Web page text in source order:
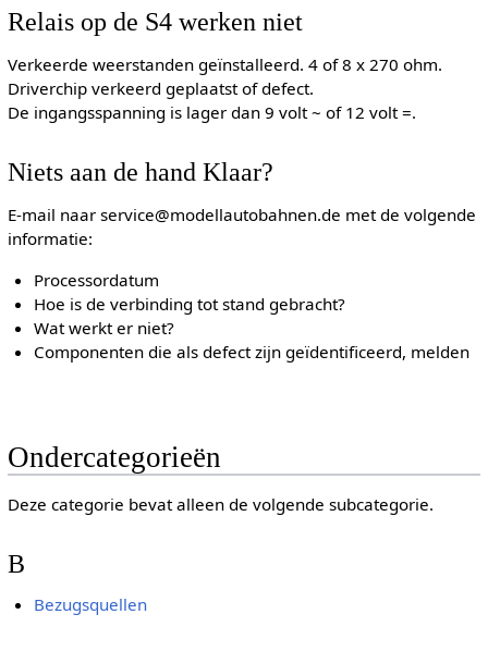
Relais op de S4 werken niet
Verkeerde weerstanden geïnstalleerd. 4 of 8 x 270 ohm.
Driverchip verkeerd geplaatst of defect.
De ingangsspanning is lager dan 9 volt ~ of 12 volt =.
Niets aan de hand Klaar?
E-mail naar service@modellautobahnen.de met de volgende
informatie:
Processordatum
Hoe is de verbinding tot stand gebracht?
Wat werkt er niet?
Componenten die als defect zijn geïdentificeerd, melden
Ondercategorieën
Deze categorie bevat alleen de volgende subcategorie.
B
Bezugsquellen